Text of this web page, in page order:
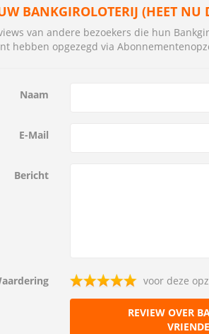
BANKGIROLOTERIJ (HEET NU
van andere bezoekers die hun
hebben opgezegd via
Naam
E-Mail
Bericht
voor deze
REVIEW OVER